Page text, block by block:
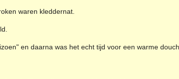
waren kleddernat.
en daarna was het echt tijd voor een warme